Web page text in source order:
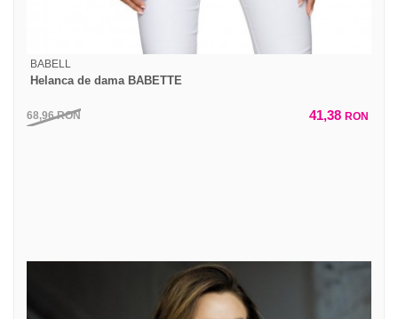
BABELL
Helanca de dama BABETTE
68,96RON 41,38 RON